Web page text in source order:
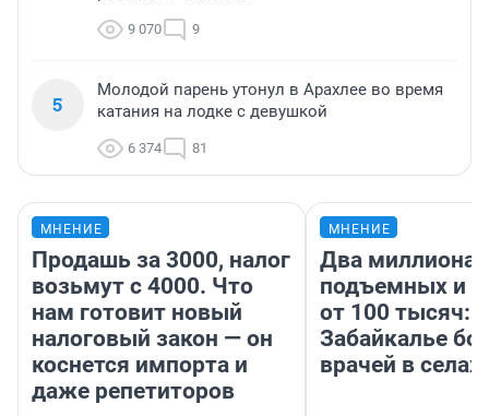
9 070 9
5
Молодой парень утонул в Арахлее во время
катания на лодке с девушкой
6 374 81
МНЕНИЕ
Продашь за 3000, налог
возьмут с 4000. Что
нам готовит новый
налоговый закон — он
коснется импорта и
даже репетиторов
МНЕНИЕ
Два миллиона
подъемных и
от 100 тысяч:
Забайкалье
врачей в селах